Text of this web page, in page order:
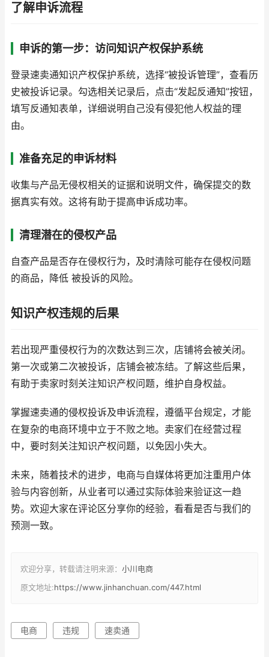
了解申诉流程
申诉的第一步：访问知识产权保护系统
登录速卖通知识产权保护系统，选择“被投诉管理”，查看历
史被投诉记录。勾选相关记录后，点击“发起反通知”按钮，
填写反通知表单，详细说明自己没有侵犯他人权益的理
由。
准备充足的申诉材料
收集与产品无侵权相关的证据和说明文件，确保提交的数
据真实有效。这将有助于提高申诉成功率。
清理潜在的侵权产品
自查产品是否存在侵权行为，及时清除可能存在侵权问题
的商品，降低 被投诉的风险。
知识产权违规的后果
若出现严重侵权行为的次数达到三次，店铺将会被关闭。
第一次或第二次被投诉，店铺会被冻结。了解这些后果，
有助于卖家时刻关注知识产权问题，维护自身权益。
掌握速卖通的侵权投诉及申诉流程，遵循平台规定，才能
在复杂的电商环境中立于不败之地。卖家们在经营过程
中，要时刻关注知识产权问题，以免因小失大。
未来，随着技术的进步，电商与自媒体将更加注重用户体
验与内容创新，从业者可以通过实际体验来验证这一趋
势。欢迎大家在评论区分享你的经验，看看是否与我们的
预测一致。
欢迎分享，转载请注明来源： 小川电商
原文地址:https://www.jinhanchuan.com/447.html
电商 违规 速卖通